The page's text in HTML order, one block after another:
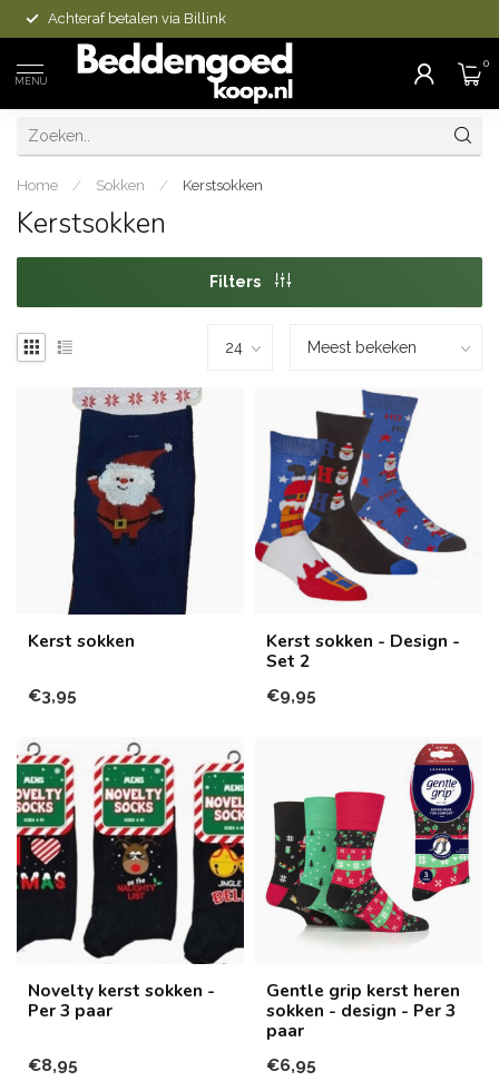
Achteraf betalen via Billink
MENU
0
Home / Sokken / Kerstsokken
Kerstsokken
Filters
Kerst sokken
€3,95
Kerst sokken - Design -
Set 2
€9,95
Novelty kerst sokken -
Per 3 paar
€8,95
Gentle grip kerst heren
sokken - design - Per 3
paar
€6,95